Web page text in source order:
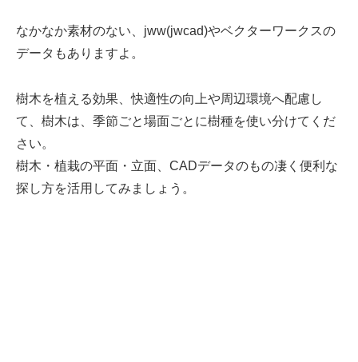
なかなか素材のない、jww(jwcad)やベクターワークスの
データもありますよ。
樹木を植える効果、快適性の向上や周辺環境へ配慮し
て、樹木は、季節ごと場面ごとに樹種を使い分けてくだ
さい。
樹木・植栽の平面・立面、CADデータのもの凄く便利な
探し方を活用してみましょう。